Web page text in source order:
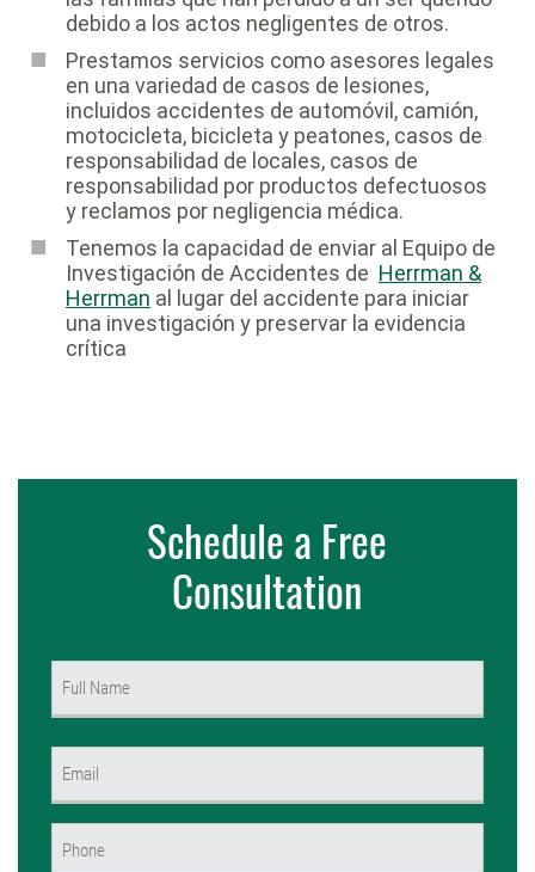
debido a los actos negligentes de otros.
Prestamos servicios como asesores legales
en una variedad de casos de lesiones,
incluidos accidentes de automóvil, camión,
motocicleta, bicicleta y peatones, casos de
responsabilidad de locales, casos de
responsabilidad por productos defectuosos
y reclamos por negligencia médica.
Tenemos la capacidad de enviar al Equipo de
Investigación de Accidentes de Herrman &
Herrman al lugar del accidente para iniciar
una investigación y preservar la evidencia
crítica
Schedule a Free
Consultation